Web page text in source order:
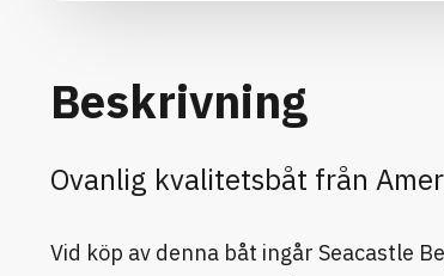
Beskrivning
Ovanlig kvalitetsbåt från
Vid köp av denna båt ingår Seacastle